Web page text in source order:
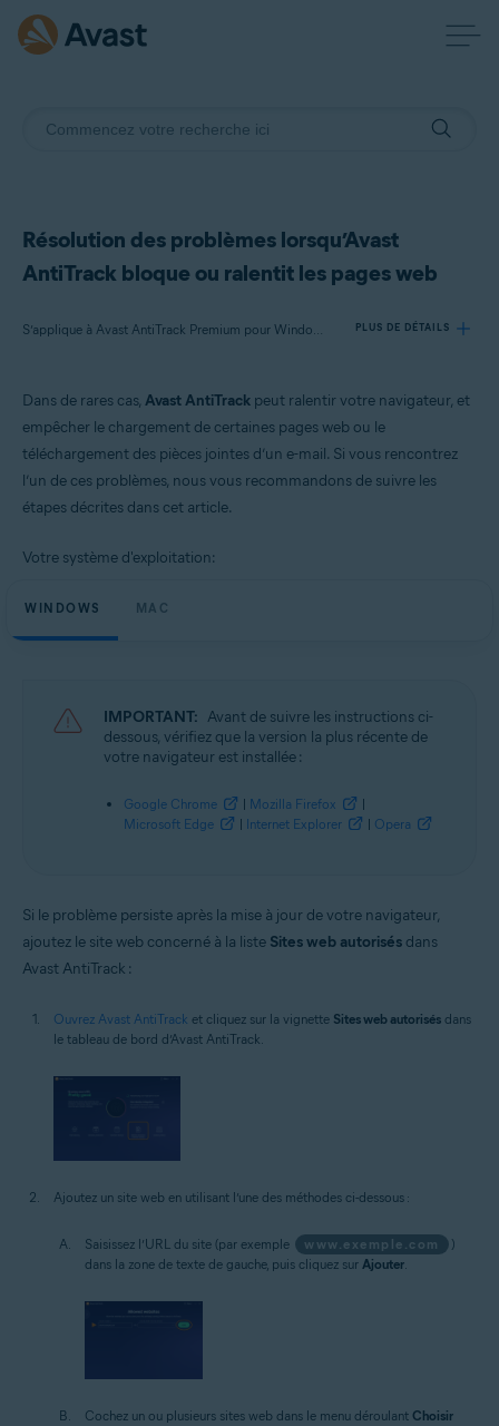
Résolution des problèmes lorsqu’Avast
AntiTrack bloque ou ralentit les pages web
S’applique à Avast AntiTrack Premium pour Windows, Avast AntiTrack pour Mac PLUS DE DÉTAILS
Avast AntiTrack 1.x pour Mac
Systèmes d'exploitation:
Microsoft Windows 10 Famille/Pro/Entreprise/Éducation (32/64 bits)
Microsoft Windows 8/Professionnel/Entreprise (32/64 bits)
Premium/Professionnel/Entreprise/Édition Intégrale - Service Pack 1
Apple macOS 12.x (Monterey)
Apple macOS 11.x (Big Sur)
Apple macOS 10.15.x (Catalina)
Apple macOS 10.13.x (High Sierra)
Apple macOS 10.12.x (Sierra)
Dans de rares cas, Avast AntiTrack peut ralentir votre navigateur, et
empêcher le chargement de certaines pages web ou le
téléchargement des pièces jointes d’un e-mail. Si vous rencontrez
l’un de ces problèmes, nous vous recommandons de suivre les
étapes décrites dans cet article.
Votre système d'exploitation:
WINDOWS MAC
IMPORTANT: Avant de suivre les instructions ci-
dessous, vérifiez que la version la plus récente de
votre navigateur est installée :
Google Chrome | Mozilla Firefox
|
Microsoft Edge
| Internet Explorer | Opera
Si le problème persiste après la mise à jour de votre navigateur,
ajoutez le site web concerné à la liste Sites web autorisés dans
Avast AntiTrack :
Ouvrez Avast AntiTrack et cliquez sur la vignette Sites web autorisés dans
le tableau de bord d’Avast AntiTrack.
Ajoutez un site web en utilisant l’une des méthodes ci-dessous :
Saisissez l’URL du site (par exemple www.exemple.com
)
dans la zone de texte de gauche, puis cliquez sur Ajouter.
Cochez un ou plusieurs sites web dans le menu déroulant Choisir